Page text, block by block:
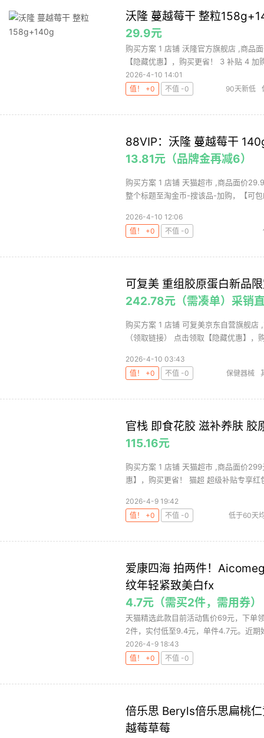
沃隆 蔓越莓干 整粒
29.9元
购买方案 1 店铺 沃隆官方旗舰店 ,商品
【隐藏优惠】，购买更省！ 3 补贴 4 加
2026-4-10 14:01
值！ +0
不值 -0 90天新低
88VIP：沃隆 蔓越莓干
13.81元（品牌金再减6）
购买方案 1 店铺 天猫超市 ,商品面价
整个标题至淘金币-搜该品-加购，【可
2026-4-10 12:06
值！ +0
不值 -0
可复美 重组胶原蛋白新品
242.78元（需凑单）采销
购买方案 1 店铺 可复美京东自营旗舰
（领取链接） 点击领取【隐藏优惠】，
2026-4-10 03:43
值！ +0
不值 -0 保健器械
官栈 即食花胶 滋补养肤
115.16元
购买方案 1 店铺 天猫超市 ,商品面价
惠】，购买更省！ 猫超 超级补贴专享红
2026-4-9 19:42
值！ +0
不值 -0 低于60天
爱康四海 拍两件！
纹年轻紧致美白fx
4.7元（需买2件，需用券）
天猫精选此款目前活动售价69元，下单
2件，实付低至9.4元，单件4.7元。近期
2026-4-9 18:43
值！ +0
不值 -0
倍乐思 Beryls倍乐思扁桃
越莓草莓